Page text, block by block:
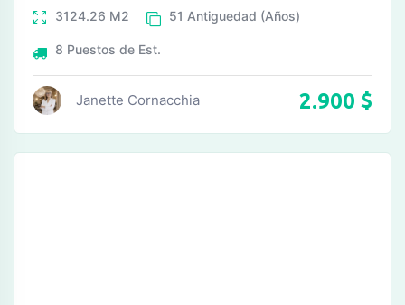
3124.26 M2 51 Antiguedad (Años)
8 Puestos de Est.
Janette Cornacchia 2.900 $